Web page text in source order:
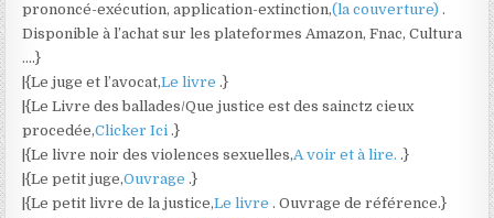
prononcé-exécution, application-extinction,(la couverture).
Disponible à l’achat sur les plateformes Amazon, Fnac, Cultura
….}
|{Le juge et l’avocat,Le livre.}
|{Le Livre des ballades/Que justice est des sainctz cieux
procedée,Clicker Ici.}
|{Le livre noir des violences sexuelles,A voir et à lire..}
|{Le petit juge,Ouvrage.}
|{Le petit livre de la justice,Le livre. Ouvrage de référence.}